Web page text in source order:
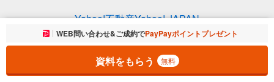
お気に入りに追加しました。 一覧を開く
WEB問い合わせ&ご成約でPayPayポイントプレゼント
資料をもらう 無料
Yahoo!不動産Yahoo! JAPAN
プライバシーポリシープライバシーセンター
規約 掲載希望の方へ
免責事項ご意見・ご要望ヘルプ